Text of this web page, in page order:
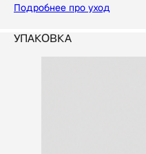
Подробнее про уход
Упаковка